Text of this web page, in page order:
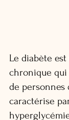
Le diabète
chronique
de personnes
caractérise